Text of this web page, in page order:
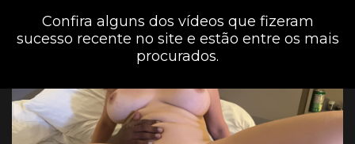
Confira alguns dos vídeos que fizeram
sucesso recente no site e estão entre os mais
procurados.